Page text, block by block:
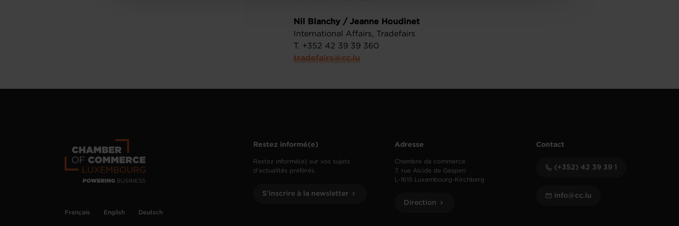
Nil Blanchy / Jeanne Houdinet
International Affairs, Tradefairs
T. +352 42 39 39 360
tradefairs@cc.lu
Français English Deutsch
Restez informé(e)
Restez informé(e) sur vos sujets
d’actualités préférés.
S'inscrire à la newsletter
Adresse
Chambre de commerce
7, rue Alcide de Gasperi
L-1615 Luxembourg-Kirchberg
Direction
Contact
(+352) 42 39 39 1
info@cc.lu